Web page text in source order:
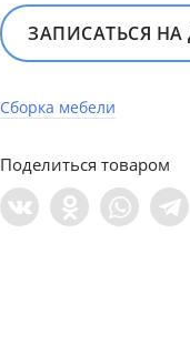
ЗАПИСАТЬСЯ
Сборка мебели
Поделиться товаром